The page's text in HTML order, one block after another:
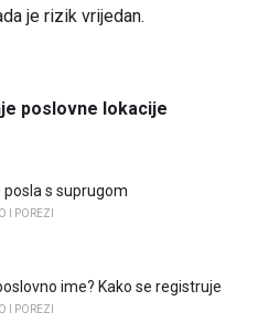
je rizik vrijedan.
poslovne lokacije
posla s suprugom
I POREZI
ime? Kako se registruje
I POREZI